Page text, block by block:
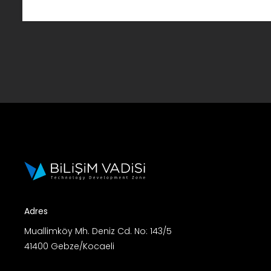
Adres
Muallimköy Mh. Deniz Cd. No: 143/5
41400 Gebze/Kocaeli